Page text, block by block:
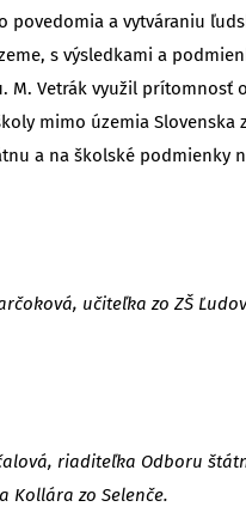
a vytváraniu
s výsledkami a
Vetrák využil prítomnosť
mimo územia Slovenska
a na školské podmienky
učiteľka zo ZŠ
riaditeľka Odboru
Kollára zo Selenče.